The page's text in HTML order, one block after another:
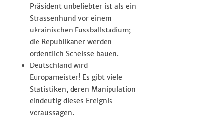
Präsident unbeliebter ist als ein
Strassenhund vor einem
ukrainischen Fussballstadium;
die Republikaner werden
ordentlich Scheisse bauen.
Deutschland wird
Europameister! Es gibt viele
Statistiken, deren Manipulation
eindeutig dieses Ereignis
voraussagen.